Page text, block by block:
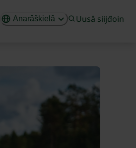
Anarâškielâ Uusâ siijđoin